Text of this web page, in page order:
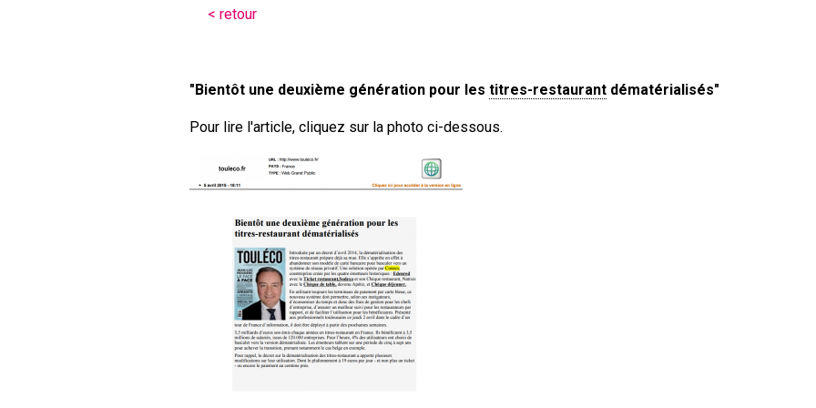
< retour
"Bientôt une deuxième génération pour les titres-restaurant dématérialisés"
Pour lire l'article, cliquez sur la photo ci-dessous.